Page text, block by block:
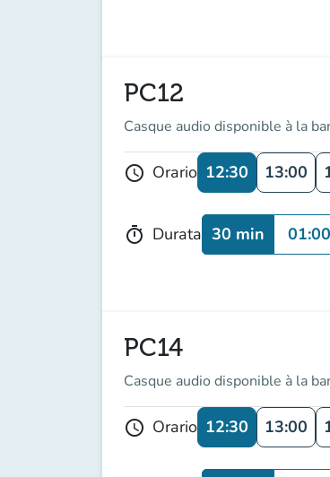
PC12
Casque audio disponible à la
schedule Orario 12:30 13:00
timer Durata 30 min 01:00
PC14
Casque audio disponible à la
schedule Orario 12:30 13:00